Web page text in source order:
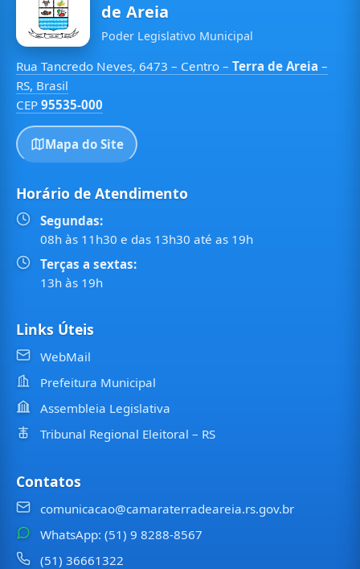
de Areia
Poder Legislativo Municipal
Rua Tancredo Neves, 6473 – Centro – Terra de Areia –
RS, Brasil
CEP 95535-000
Mapa do Site
Horário de Atendimento
Segundas:
08h às 11h30 e das 13h30 até as 19h
Terças a sextas:
13h às 19h
Links Úteis
WebMail
Prefeitura Municipal
Assembleia Legislativa
Tribunal Regional Eleitoral – RS
Contatos
comunicacao@camaraterradeareia.rs.gov.br
WhatsApp: (51) 9 8288-8567
(51) 36661322